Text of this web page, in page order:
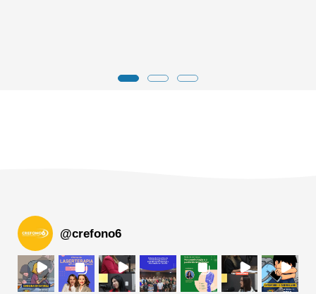
@crefono6